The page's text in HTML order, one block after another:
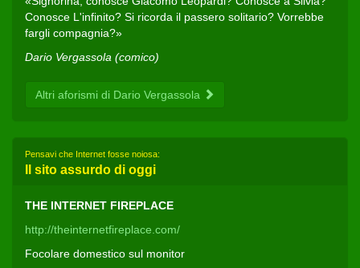
Conosce L'infinito? Si ricorda il passero solitario? Vorrebbe
fargli compagnia?»
Dario Vergassola (comico)
Altri aforismi di Dario Vergassola
Pensavi che Internet fosse noiosa:
Il sito assurdo di oggi
THE INTERNET FIREPLACE
http://theinternetfireplace.com/
Focolare domestico sul monitor